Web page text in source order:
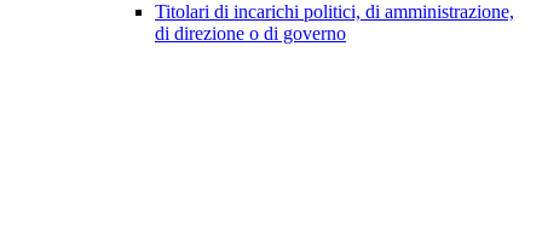
Titolari di incarichi politici, di amministrazione,
di direzione o di governo